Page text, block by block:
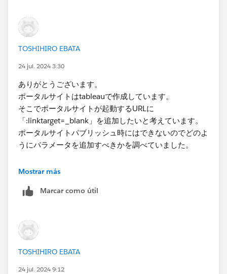
営業利益を選択すると下記のようにブラウザで新規タブ
がでます。
再度ポータルサイトに戻り売上高を選択すると営業利益
のタブが売上高に変わります。
実現したいことは、ポータルサイトから複数ダッシュボ
ードを選択した際、ブラウザのタブが置き換わるのでは
上記の場合ですと
ポータルサイト・営業利益・売上高と順にブラウザのタ
URLアクションはご教示されたようにしています。
TOSHIHIRO EBATA
24 jul. 2024 3:30
ありがとうございます。
ポータルサイトはtableauで作成しています。
そこでポータルサイトが起動するURLに
「:linktarget=_blank」を追加したいと考えています。
ポータルサイトパブリッシュ時にはできないのでどのよ
うにパラメータを追加すべきかを調べていました。
ポータルサイトの初期画面は下記のイメージで各リンク
Mostrar más
Marcar como útil
TOSHIHIRO EBATA
24 jul. 2024 9:12